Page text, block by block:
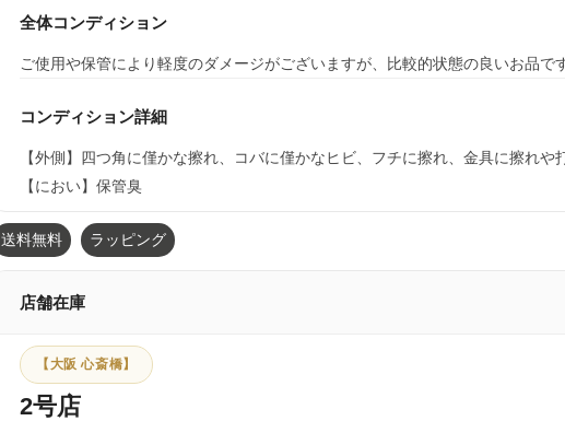
全体コンディション
ご使用や保管により軽度のダメージがございますが、比較的状態の良いお品
コンディション詳細
【外側】四つ角に僅かな擦れ、コバに僅かなヒビ、フチに擦れ、金具に擦れ
【におい】保管臭
送料無料 ラッピング
店舗在庫
【大阪 心斎橋】
2号店